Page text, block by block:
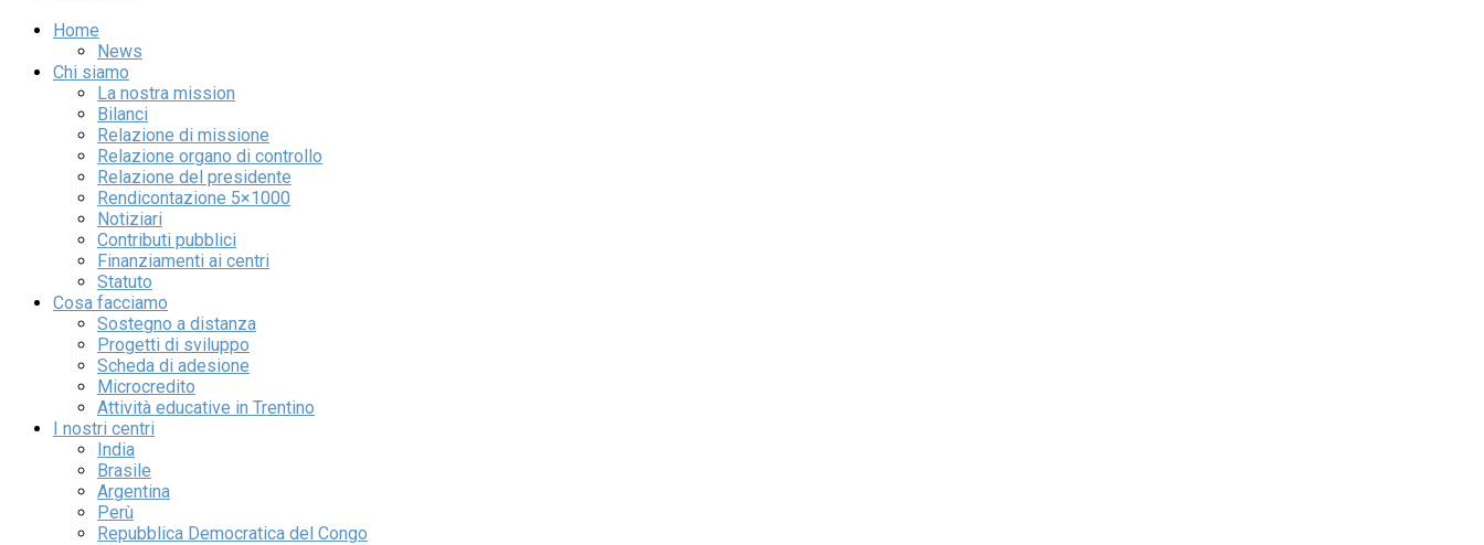
Home
News
Chi siamo
La nostra mission
Bilanci
Relazione di missione
Relazione organo di controllo
Relazione del presidente
Rendicontazione 5×1000
Notiziari
Contributi pubblici
Finanziamenti ai centri
Statuto
Cosa facciamo
Sostegno a distanza
Progetti di sviluppo
Scheda di adesione
Microcredito
Attività educative in Trentino
I nostri centri
India
Brasile
Argentina
Perù
Repubblica Democratica del Congo